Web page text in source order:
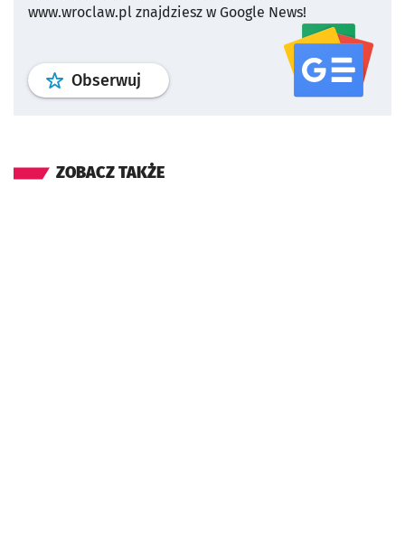
www.wroclaw.pl znajdziesz w Google News!
Obserwuj profil serwisu
ZOBACZ TAKŻE